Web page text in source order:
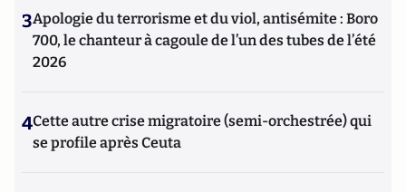
3Apologie du terrorisme et du viol, antisémite : Boro
700, le chanteur à cagoule de l’un des tubes de l’été
2026
4Cette autre crise migratoire (semi-orchestrée) qui
se profile après Ceuta